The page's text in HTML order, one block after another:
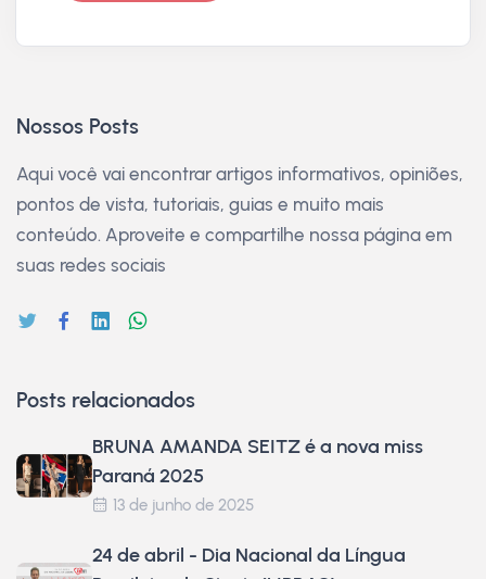
Nossos Posts
Aqui você vai encontrar artigos informativos, opiniões,
pontos de vista, tutoriais, guias e muito mais
conteúdo. Aproveite e compartilhe nossa página em
suas redes sociais
Posts relacionados
BRUNA AMANDA SEITZ é a nova miss
Paraná 2025
13 de junho de 2025
24 de abril - Dia Nacional da Língua